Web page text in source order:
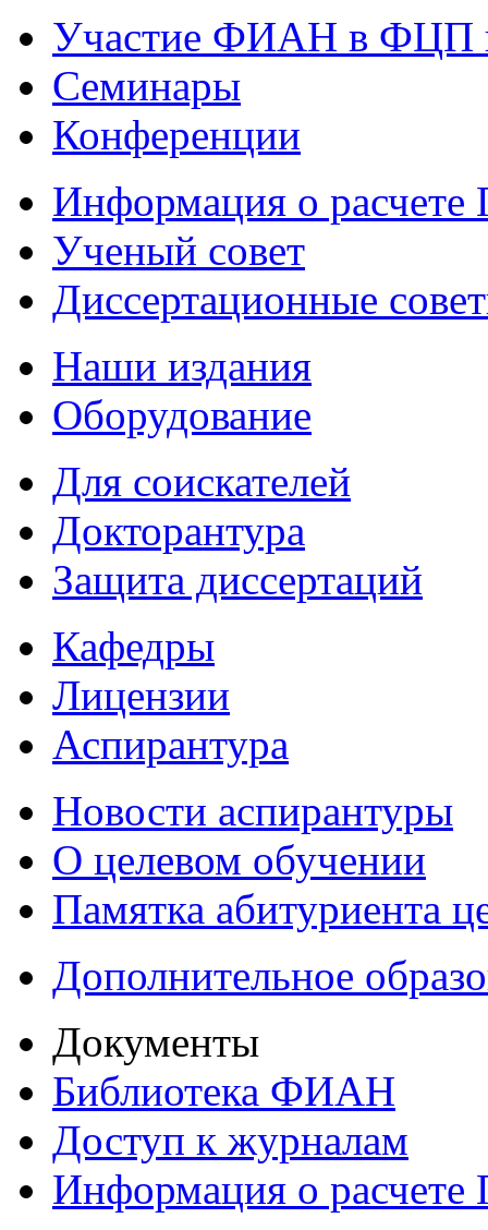
Участие ФИАН в ФЦП
Семинары
Конференции
Информация о
Ученый совет
Диссертационные
Наши издания
Оборудование
Для соискателей
Докторантура
Защита диссертаций
Кафедры
Лицензии
Аспирантура
Новости аспирантуры
О целевом обучении
Памятка абитуриента
Дополнительное
Документы
Библиотека ФИАН
Доступ к журналам
Информация о